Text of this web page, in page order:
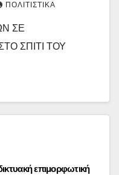
ΠΟΛΙΤΙΣΤΙΚΆ
ΣΕ
ΣΠΙΤΙ ΤΟΥ
επιμορφωτική